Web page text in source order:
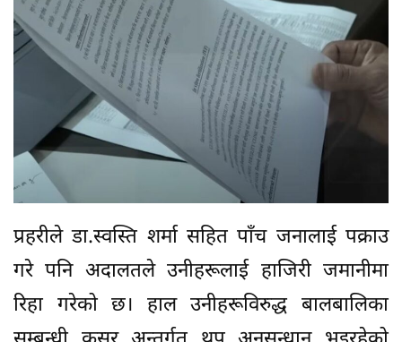
प्रहरीले डा.स्वस्ति शर्मा सहित पाँच जनालाई पक्राउ
गरे पनि अदालतले उनीहरूलाई हाजिरी जमानीमा
रिहा गरेको छ। हाल उनीहरूविरुद्ध बालबालिका